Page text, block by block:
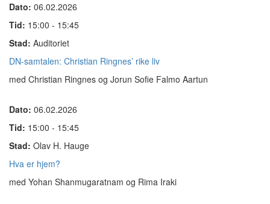
Dato: 06.02.2026
Tid: 15:00 - 15:45
Stad: Auditoriet
DN-samtalen: Christian Ringnes’ rike liv
med Christian Ringnes og Jorun Sofie Falmo Aartun
Dato: 06.02.2026
Tid: 15:00 - 15:45
Stad: Olav H. Hauge
Hva er hjem?
med Yohan Shanmugaratnam og Rima Iraki